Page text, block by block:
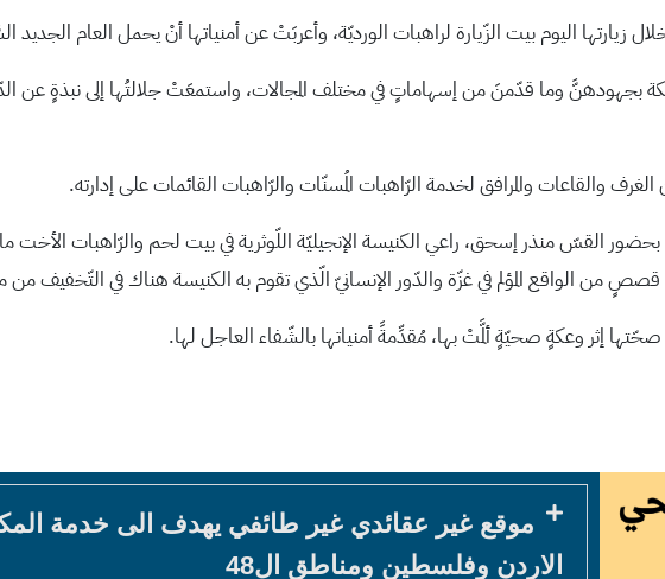
خلال زيارتها اليوم بيت الزّيارة لراهبات الورديّة، وأعربَتْ عن أمنياتها أنْ يحمل العام الجديد
وما قدّمنَ من إسهاماتٍ في مختلف المجالات، واستمعَتْ جلالتُها إلى نبذةٍ عن
القسّ منذر إسحق، راعي الكنيسة الإنجيليّة اللّوثرية في بيت لحم والرّاهبات الأخت
من الواقع المؤلم في غزّة والدّور الإنسانيّ الّذي تقوم به الكنيسة هناك في التّخفيف من
إثر وعكةٍ صحيّةٍ ألمَّتْ بها، مُقدِّمةً أمنياتها بالشّفاء العاجل لها.
موقع غير عقائدي غير طائفي يهدف الى خدمة
الاردن وفلسطين ومناطق ال48